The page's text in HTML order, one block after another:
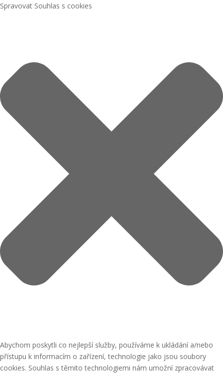
Spravovat Souhlas s cookies
Abychom poskytli co nejlepší služby, používáme k ukládání a/nebo
přístupu k informacím o zařízení, technologie jako jsou soubory
cookies. Souhlas s těmito technologiemi nám umožní zpracovávat